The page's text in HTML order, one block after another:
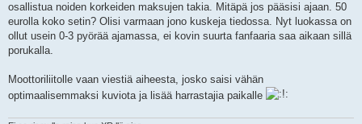
osallistua noiden korkeiden maksujen takia. Mitäpä jos pääsisi ajaan. 50
eurolla koko setin? Olisi varmaan jono kuskeja tiedossa. Nyt luokassa on
ollut usein 0-3 pyörää ajamassa, ei kovin suurta fanfaaria saa aikaan sillä
porukalla.
Moottoriliitolle vaan viestiä aiheesta, josko saisi vähän
optimaalisemmaksi kuviota ja lisää harrastajia paikalle